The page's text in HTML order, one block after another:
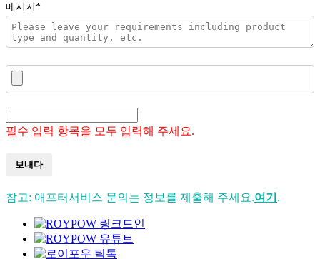
메시지*
필수 입력 항목을 모두 입력해 주세요.
보내다
참고: 애프터서비스 문의는 정보를 제출해 주세요.여기 .